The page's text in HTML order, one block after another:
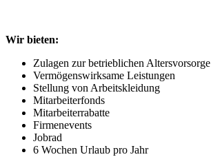
Wir bieten:
Zulagen zur betrieblichen Altersvorsorge
Vermögenswirksame Leistungen
Stellung von Arbeitskleidung
Mitarbeiterfonds
Mitarbeiterrabatte
Firmenevents
Jobrad
6 Wochen Urlaub pro Jahr